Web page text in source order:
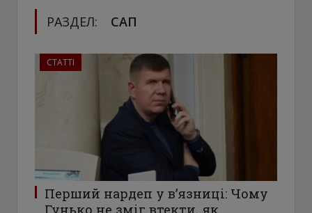
РАЗДЕЛ: САП
СТАТТІ
Перший нардеп у в’язниці: Чому